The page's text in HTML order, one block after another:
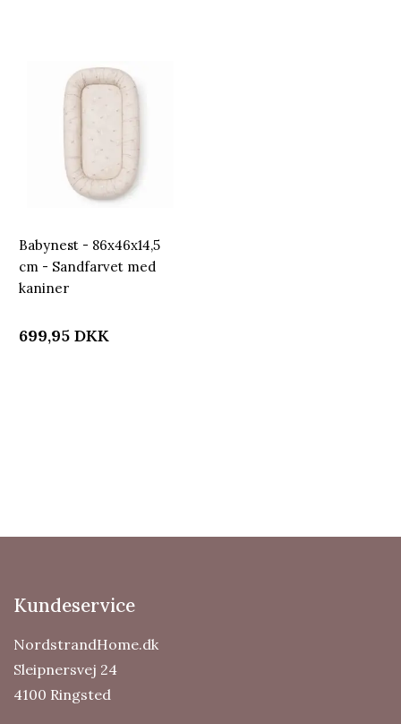
Babynest - 86x46x14,5
cm - Sandfarvet med
kaniner
699,95 DKK
Kundeservice
NordstrandHome.dk
Sleipnersvej 24
4100 Ringsted